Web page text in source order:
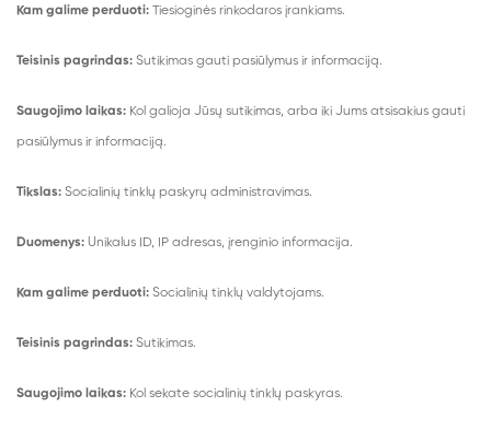
Kam galime perduoti: Tiesioginės rinkodaros įrankiams.
Teisinis pagrindas: Sutikimas gauti pasiūlymus ir informaciją.
Saugojimo laikas: Kol galioja Jūsų sutikimas, arba iki Jums atsisakius gauti
pasiūlymus ir informaciją.
Tikslas: Socialinių tinklų paskyrų administravimas.
Duomenys: Unikalus ID, IP adresas, įrenginio informacija.
Kam galime perduoti: Socialinių tinklų valdytojams.
Teisinis pagrindas: Sutikimas.
Saugojimo laikas: Kol sekate socialinių tinklų paskyras.